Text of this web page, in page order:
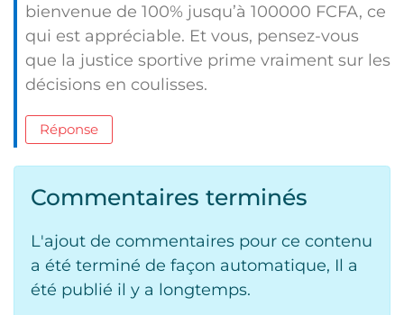
bienvenue de 100% jusqu’à 100000 FCFA, ce
qui est appréciable. Et vous, pensez-vous
que la justice sportive prime vraiment sur les
décisions en coulisses.
Réponse
Commentaires terminés
L'ajout de commentaires pour ce contenu
a été terminé de façon automatique, Il a
été publié il y a longtemps.